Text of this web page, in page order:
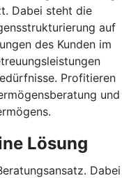
Dabei steht die
auf
des Kunden im
Profitieren
und
Lösung
Dabei